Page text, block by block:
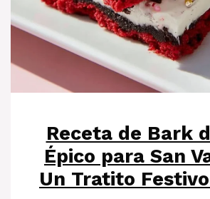
Receta de Bark
Épico para San
Un Tratito